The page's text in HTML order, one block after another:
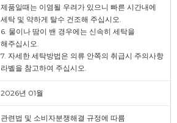
제품일때는 이염될 우려가 있으니 빠른 시간내에
세탁 및 약하게 탈수 건조해 주십시오.
6. 물이나 땀이 밴 경우에는 신속히 세탁을
해주십시오.
7. 자세한 세탁방법은 의류 안쪽의 취급시 주의사항
라벨을 참고하여 주십시오.
2026년 01월
관련법 및 소비자분쟁해결 규정에 따름